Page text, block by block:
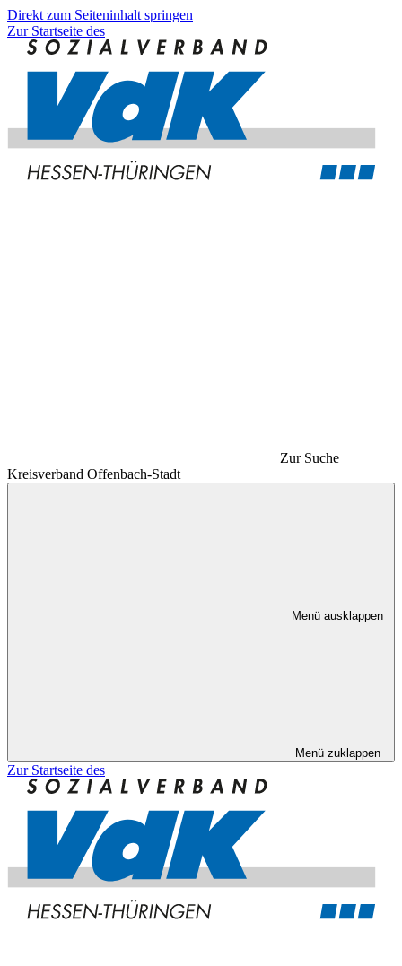
Direkt zum Seiteninhalt springen
Zur Startseite des
Zur Suche
Kreisverband Offenbach-Stadt
Menü ausklappen
Menü zuklappen
Zur Startseite des